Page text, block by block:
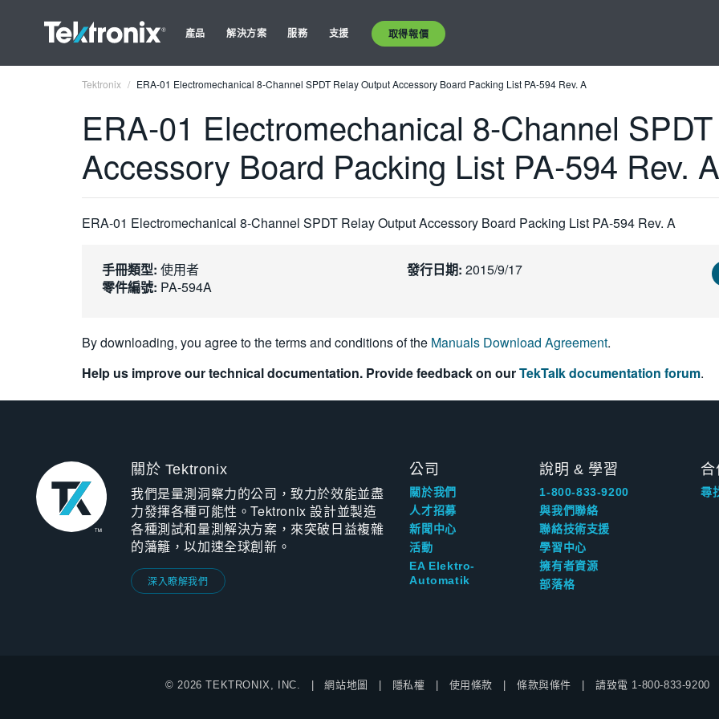
產品 解決方案 服務 支援 取得報價
Tektronix ERA-01 Electromechanical 8-Channel SPDT Relay Output Accessory Board Packing List PA-594 Rev. A
ERA-01 Electromechanical 8-Channel
Accessory Board Packing List PA-594 Rev. A
ERA-01 Electromechanical 8-Channel SPDT Relay Output Accessory Board Packing List PA-594 Rev. A
手冊類型: 使用者
零件編號: PA-594A
發行日期: 2015/9/17
By downloading, you agree to the terms and conditions of the Manuals Download Agreement.
Help us improve our technical documentation. Provide feedback on ourTekTalk documentation forum.
關於 Tektronix
我們是量測洞察力的公司，致力於效能並盡
力發揮各種可能性。Tektronix 設計並製造
各種測試和量測解決方案，來突破日益複雜
的藩籬，以加速全球創新。
深入瞭解我們
公司
關於我們
人才招募
新聞中心
活動
EA Elektro-
Automatik
說明 & 學習
1-800-833-9200
與我們聯絡
聯絡技術支援
學習中心
擁有者資源
部落格
合
尋
© 2026 TEKTRONIX, INC. 網站地圖 隱私權 使用條款 條款與條件 請致電 1-800-833-9200